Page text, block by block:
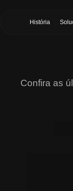
História
Confira as